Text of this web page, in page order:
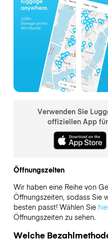
Verwenden Sie
offiziellen App
Öffnungszeiten
Wir haben eine Reihe von
Öffnungszeiten, sodass Sie
besten passt! Wählen Sie
Öffnungszeiten zu sehen.
Welche